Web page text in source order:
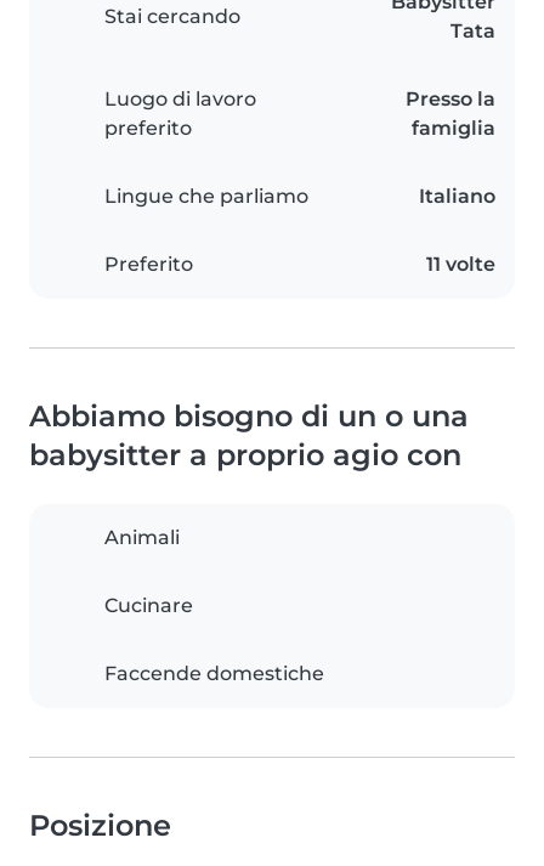
Stai cercando
Tata
Luogo di lavoro
preferito
Presso la
famiglia
Lingue che parliamo Italiano
Preferito 11 volte
Abbiamo bisogno di un o una
babysitter a proprio agio con
Animali
Cucinare
Faccende domestiche
Posizione